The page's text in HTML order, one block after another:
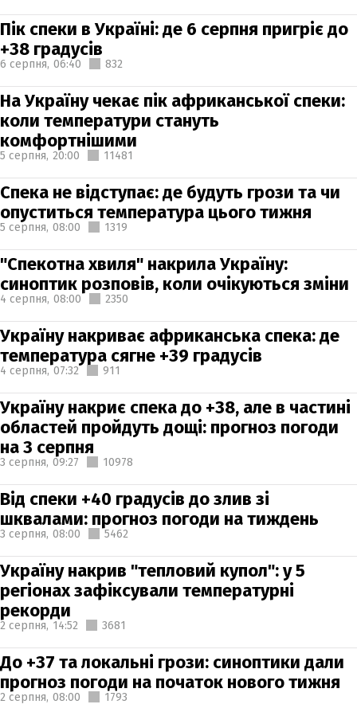
Пік спеки в Україні: де 6 серпня пригріє до
+38 градусів
6 серпня, 06:40 832
На Україну чекає пік африканської спеки:
коли температури стануть
комфортнішими
5 серпня, 20:00 11481
Спека не відступає: де будуть грози та чи
опуститься температура цього тижня
5 серпня, 08:00 1319
"Спекотна хвиля" накрила Україну:
синоптик розповів, коли очікуються зміни
4 серпня, 08:00 2350
Україну накриває африканська спека: де
температура сягне +39 градусів
4 серпня, 07:32 911
Україну накриє спека до +38, але в частині
областей пройдуть дощі: прогноз погоди
на 3 серпня
3 серпня, 09:27 10978
Від спеки +40 градусів до злив зі
шквалами: прогноз погоди на тиждень
3 серпня, 08:00 5462
Україну накрив "тепловий купол": у 5
регіонах зафіксували температурні
рекорди
2 серпня, 14:52 3681
До +37 та локальні грози: синоптики дали
прогноз погоди на початок нового тижня
2 серпня, 08:00 1793